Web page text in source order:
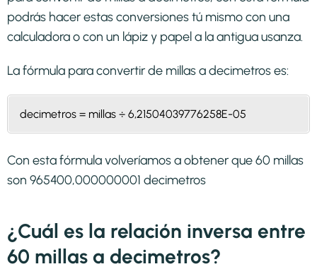
podrás hacer estas conversiones tú mismo con una
calculadora o con un lápiz y papel a la antigua usanza.
La fórmula para convertir de millas a decimetroses:
decimetros = millas ÷ 6,21504039776258E-05
Con esta fórmula volveríamos a obtener que 60 millas
son 965400,000000001 decimetros
¿Cuál es la relación inversa entre
60 millas a decimetros?